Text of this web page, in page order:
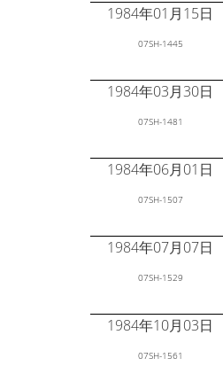
1984年01月15日
07SH-1445
1984年03月30日
07SH-1481
1984年06月01日
07SH-1507
1984年07月07日
07SH-1529
1984年10月03日
07SH-1561